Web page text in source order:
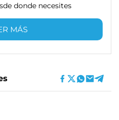
donde necesites
MÁS